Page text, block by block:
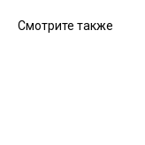
Смотрите также